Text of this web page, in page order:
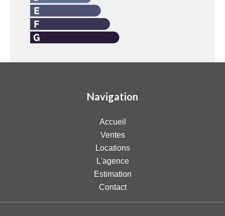
Navigation
Accueil
Ventes
Locations
L'agence
Estimation
Contact